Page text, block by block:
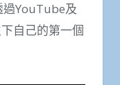
YouTube及
自己的第一個